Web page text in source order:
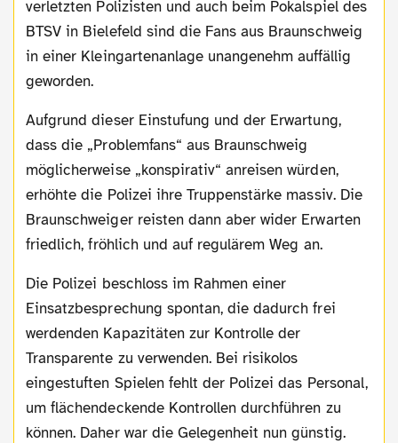
verletzten Polizisten und auch beim Pokalspiel des
BTSV in Bielefeld sind die Fans aus Braunschweig
in einer Kleingartenanlage unangenehm auffällig
geworden.
Aufgrund dieser Einstufung und der Erwartung,
dass die „Problemfans“ aus Braunschweig
möglicherweise „konspirativ“ anreisen würden,
erhöhte die Polizei ihre Truppenstärke massiv. Die
Braunschweiger reisten dann aber wider Erwarten
friedlich, fröhlich und auf regulärem Weg an.
Die Polizei beschloss im Rahmen einer
Einsatzbesprechung spontan, die dadurch frei
werdenden Kapazitäten zur Kontrolle der
Transparente zu verwenden. Bei risikolos
eingestuften Spielen fehlt der Polizei das Personal,
um flächendeckende Kontrollen durchführen zu
können. Daher war die Gelegenheit nun günstig.